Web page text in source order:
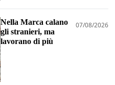
Nella Marca calano
gli stranieri, ma
lavorano di più
07/08/2026